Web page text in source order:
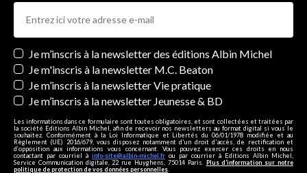
Newsletters
Je m’inscris à la newsletter des éditions Albin Michel
Je m'inscris à la newsletter M.C. Beaton
Je m’inscris à la newsletter Vie pratique
Je m’inscris à la newsletter Jeunesse & BD
Les informations dans ce formulaire sont toutes obligatoires, et sont collectées et traitées par
la société Editions Albin Michel, afin de recevoir nos newsletters au format digital si vous le
souhaitez. Conformément à la Loi Informatique et Libertés du 06/01/1978 modifiée et au
Règlement (UE) 2016/679, vous disposez notamment d'un droit d'accès, de rectification et
d’opposition aux informations vous concernant. Vous pouvez exercer ces droits en nous
contactant par courriel à info-site@albin-michel.fr ou par courrier à Editions Albin Michel,
Service Communication digitale, 22 rue Huyghens, 75014 Paris. Plus d’information sur notre
politique de protection de vos données personnelles